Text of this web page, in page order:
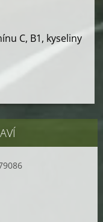
C, B1, kyseliny